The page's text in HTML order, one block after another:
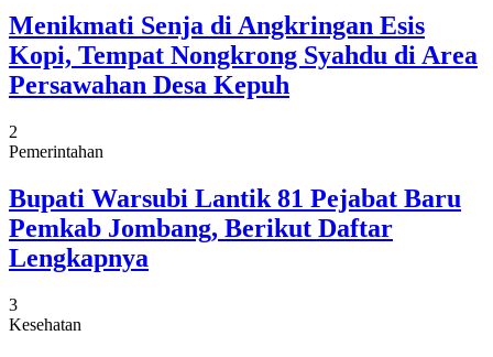
Menikmati Senja di Angkringan Esis
Kopi, Tempat Nongkrong Syahdu di Area
Persawahan Desa Kepuh
2
Pemerintahan
Bupati Warsubi Lantik 81 Pejabat Baru
Pemkab Jombang, Berikut Daftar
Lengkapnya
3
Kesehatan